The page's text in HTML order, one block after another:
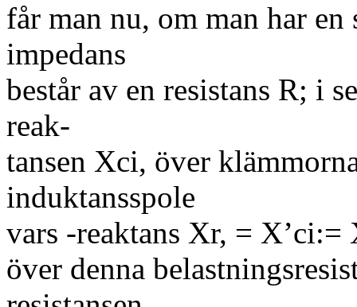
får man nu, om man har
impedans
består av en resistans R; i
reak-
tansen Xci, över
induktansspole
vars -reaktans Xr, =
över denna